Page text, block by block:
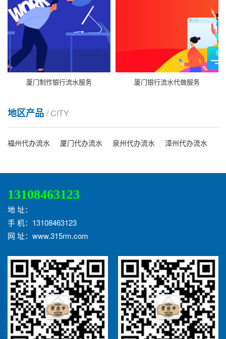
厦门制作银行流水服务 厦门银行流水代做服务
地区产品 / CITY
福州代办流水 厦门代办流水 泉州代办流水 漳州代办流水
13108463123
地 址：
手 机：13108463123
网 址：www.315rm.com